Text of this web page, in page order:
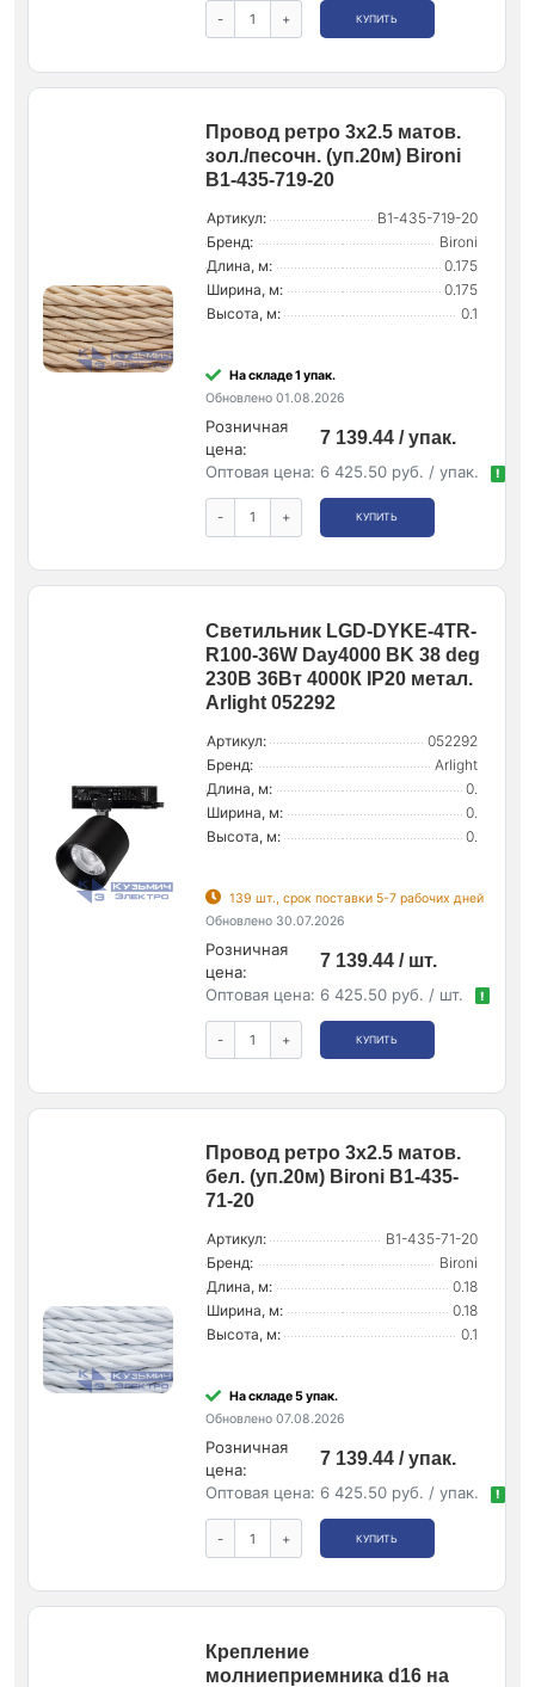
- + КУПИТЬ
Провод ретро 3х2.5 матов.
зол./песочн. (уп.20м) Bironi
B1-435-719-20
Артикул:
B1-435-719-20
Бренд:
Bironi
Длина, м:
0.175
Ширина, м:
0.175
Высота, м:
0.1
На складе 1 упак.
Обновлено 01.08.2026
Розничная
цена:
7 139.44 / упак.
Оптовая цена: 6 425.50 руб. / упак. !
- + КУПИТЬ
Светильник LGD-DYKE-4TR-
R100-36W Day4000 BK 38 deg
230В 36Вт 4000К IP20 метал.
Arlight 052292
Артикул:
052292
Бренд:
Arlight
Длина, м:
0.
Ширина, м:
0.
Высота, м:
0.
139 шт., срок поставки 5-7 рабочих дней
Обновлено 30.07.2026
Розничная
цена:
7 139.44 / шт.
Оптовая цена: 6 425.50 руб. / шт. !
- + КУПИТЬ
Провод ретро 3х2.5 матов.
бел. (уп.20м) Bironi B1-435-
71-20
Артикул:
B1-435-71-20
Бренд:
Bironi
Длина, м:
0.18
Ширина, м:
0.18
Высота, м:
0.1
На складе 5 упак.
Обновлено 07.08.2026
Розничная
цена:
7 139.44 / упак.
Оптовая цена: 6 425.50 руб. / упак. !
- + КУПИТЬ
Крепление
молниеприемника d16 на